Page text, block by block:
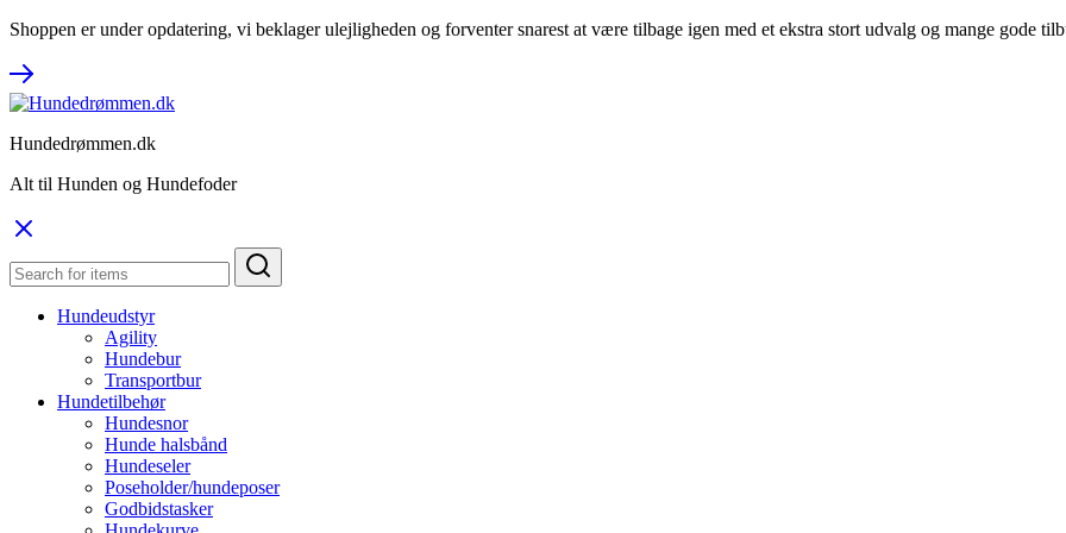
Shoppen er under opdatering, vi beklager ulejligheden og forventer snarest at være tilbage igen med et ekstra stort udvalg og mange gode
Hundedrømmen.dk
Alt til Hunden og Hundefoder
Hundeudstyr
Agility
Hundebur
Transportbur
Hundetilbehør
Hundesnor
Hunde halsbånd
Hundeseler
Poseholder/hundeposer
Godbidstasker